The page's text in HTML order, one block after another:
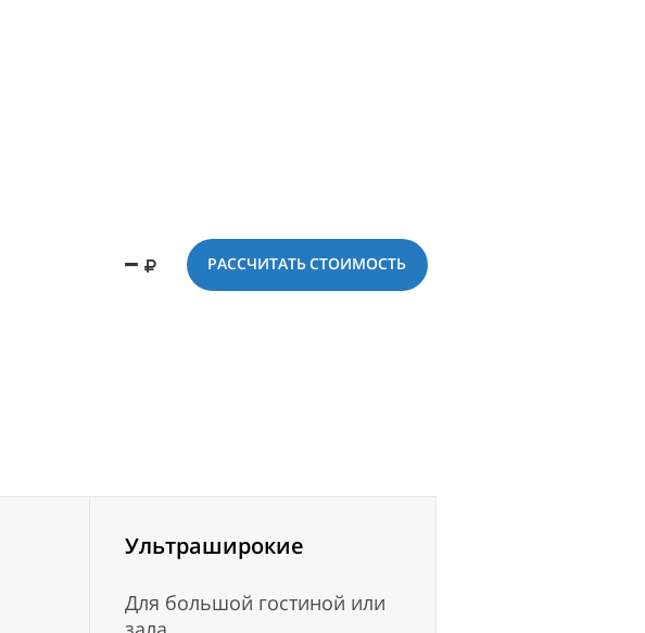
– РАССЧИТАТЬ СТОИМОСТЬ
Ультраширокие
Для большой гостиной или